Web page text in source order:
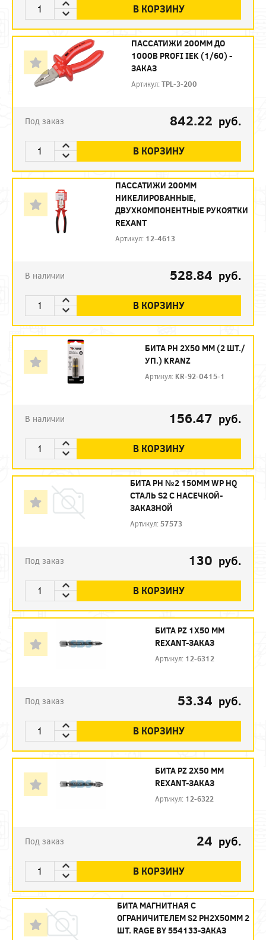
В КОРЗИНУ
ПАССАТИЖИ 200ММ ДО
1000В PROFI IEK (1/60) -
ЗАКАЗ
Артикул:TPL-3-200
Под заказ 842.22 руб.
В КОРЗИНУ
ПАССАТИЖИ 200ММ
НИКЕЛИРОВАННЫЕ,
ДВУХКОМПОНЕНТНЫЕ РУКОЯТКИ
REXANT
Артикул: 12-4613
В наличии 528.84 руб.
В КОРЗИНУ
БИТА PH 2Х50 ММ (2 ШТ./
УП.) KRANZ
Артикул: KR-92-0415-1
В наличии 156.47 руб.
В КОРЗИНУ
БИТА PH №2 150ММ WP HQ
СТАЛЬ S2 С НАСЕЧКОЙ-
ЗАКАЗНОЙ
Артикул: 57573
Под заказ 130 руб.
В КОРЗИНУ
БИТА PZ 1X50 ММ
REXANT-ЗАКАЗ
Артикул: 12-6312
Под заказ 53.34 руб.
В КОРЗИНУ
БИТА PZ 2X50 ММ
REXANT-ЗАКАЗ
Артикул: 12-6322
Под заказ 24 руб.
В КОРЗИНУ
БИТА МАГНИТНАЯ С
ОГРАНИЧИТЕЛЕМ S2 PH2X50ММ 2
ШТ. RAGE BY 554133-ЗАКАЗ